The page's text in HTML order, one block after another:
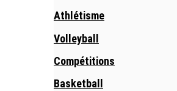
Athlétisme
Volleyball
Compétitions
Basketball